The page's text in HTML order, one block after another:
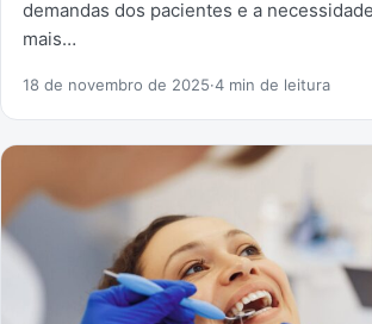
demandas dos pacientes e a
mais…
18 de novembro de 2025·4 min de leitura